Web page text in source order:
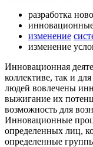
разработка
изменение
изменение
Инновационная
коллективе, так и
людей вовлечены
выжигание их
возможность для
Инновационные
определенных лиц,
определенные